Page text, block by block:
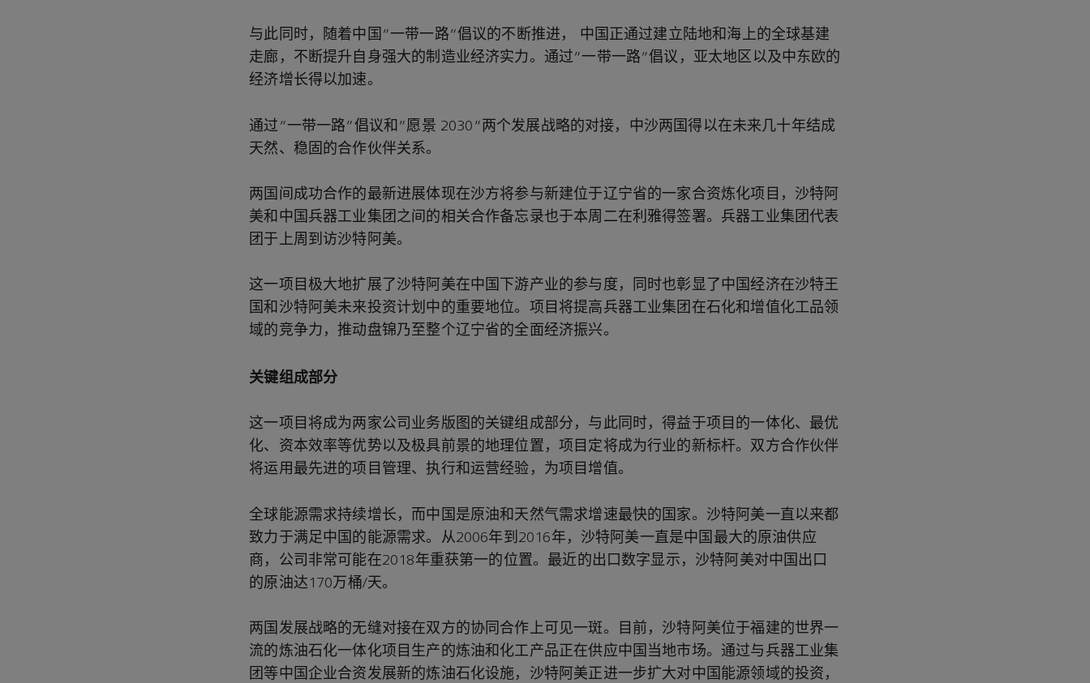
与此同时，随着中国“一带一路”倡议的不断推进， 中国正通过建立陆地和海上的全球基建
走廊，不断提升自身强大的制造业经济实力。通过“一带一路”倡议，亚太地区以及中东欧的
经济增长得以加速。
通过“一带一路”倡议和“愿景 2030”两个发展战略的对接，中沙两国得以在未来几十年结成
天然、稳固的合作伙伴关系。
两国间成功合作的最新进展体现在沙方将参与新建位于辽宁省的一家合资炼化项目，沙特阿
美和中国兵器工业集团之间的相关合作备忘录也于本周二在利雅得签署。兵器工业集团代表
团于上周到访沙特阿美。
这一项目极大地扩展了沙特阿美在中国下游产业的参与度，同时也彰显了中国经济在沙特王
国和沙特阿美未来投资计划中的重要地位。项目将提高兵器工业集团在石化和增值化工品领
域的竞争力，推动盘锦乃至整个辽宁省的全面经济振兴。
关键组成部分
这一项目将成为两家公司业务版图的关键组成部分，与此同时，得益于项目的一体化、最优
化、资本效率等优势以及极具前景的地理位置，项目定将成为行业的新标杆。双方合作伙伴
将运用最先进的项目管理、执行和运营经验，为项目增值。
全球能源需求持续增长，而中国是原油和天然气需求增速最快的国家。沙特阿美一直以来都
致力于满足中国的能源需求。从2006年到2016年，沙特阿美一直是中国最大的原油供应
商，公司非常可能在2018年重获第一的位置。最近的出口数字显示，沙特阿美对中国出口
的原油达170万桶/天。
两国发展战略的无缝对接在双方的协同合作上可见一斑。目前，沙特阿美位于福建的世界一
流的炼油石化一体化项目生产的炼油和化工产品正在供应中国当地市场。通过与兵器工业集
团等中国企业合资发展新的炼油石化设施，沙特阿美正进一步扩大对中国能源领域的投资，